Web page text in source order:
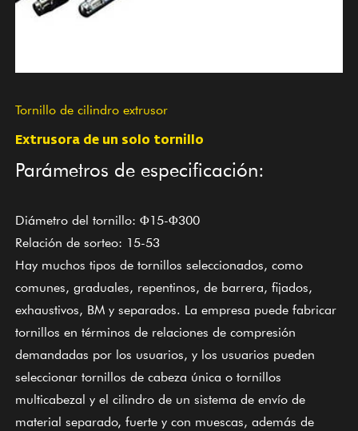
Tornillo de cilindro extrusor
Extrusora de un solo tornillo
Parámetros de especificación:
Diámetro del tornillo: Φ15-Φ300
Relación de sorteo: 15-53
Hay muchos tipos de tornillos seleccionados, como
comunes, graduales, repentinos, de barrera, fijados,
exhaustivos, BM y separados. La empresa puede fabricar
tornillos en términos de relaciones de compresión
demandadas por los usuarios, y los usuarios pueden
seleccionar tornillos de cabeza única o tornillos
multicabezal y el cilindro de un sistema de envío de
material separado, fuerte y con muescas, además de